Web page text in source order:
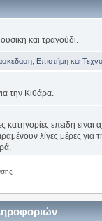
και τραγούδι.
Επιστήμη και
την Κιθάρα.
επειδή είναι
λίγες μέρες για